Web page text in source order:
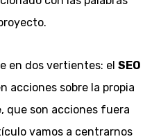
en dos vertientes: el SEO
acciones sobre la propia
, que son acciones fuera
vamos a centrarnos